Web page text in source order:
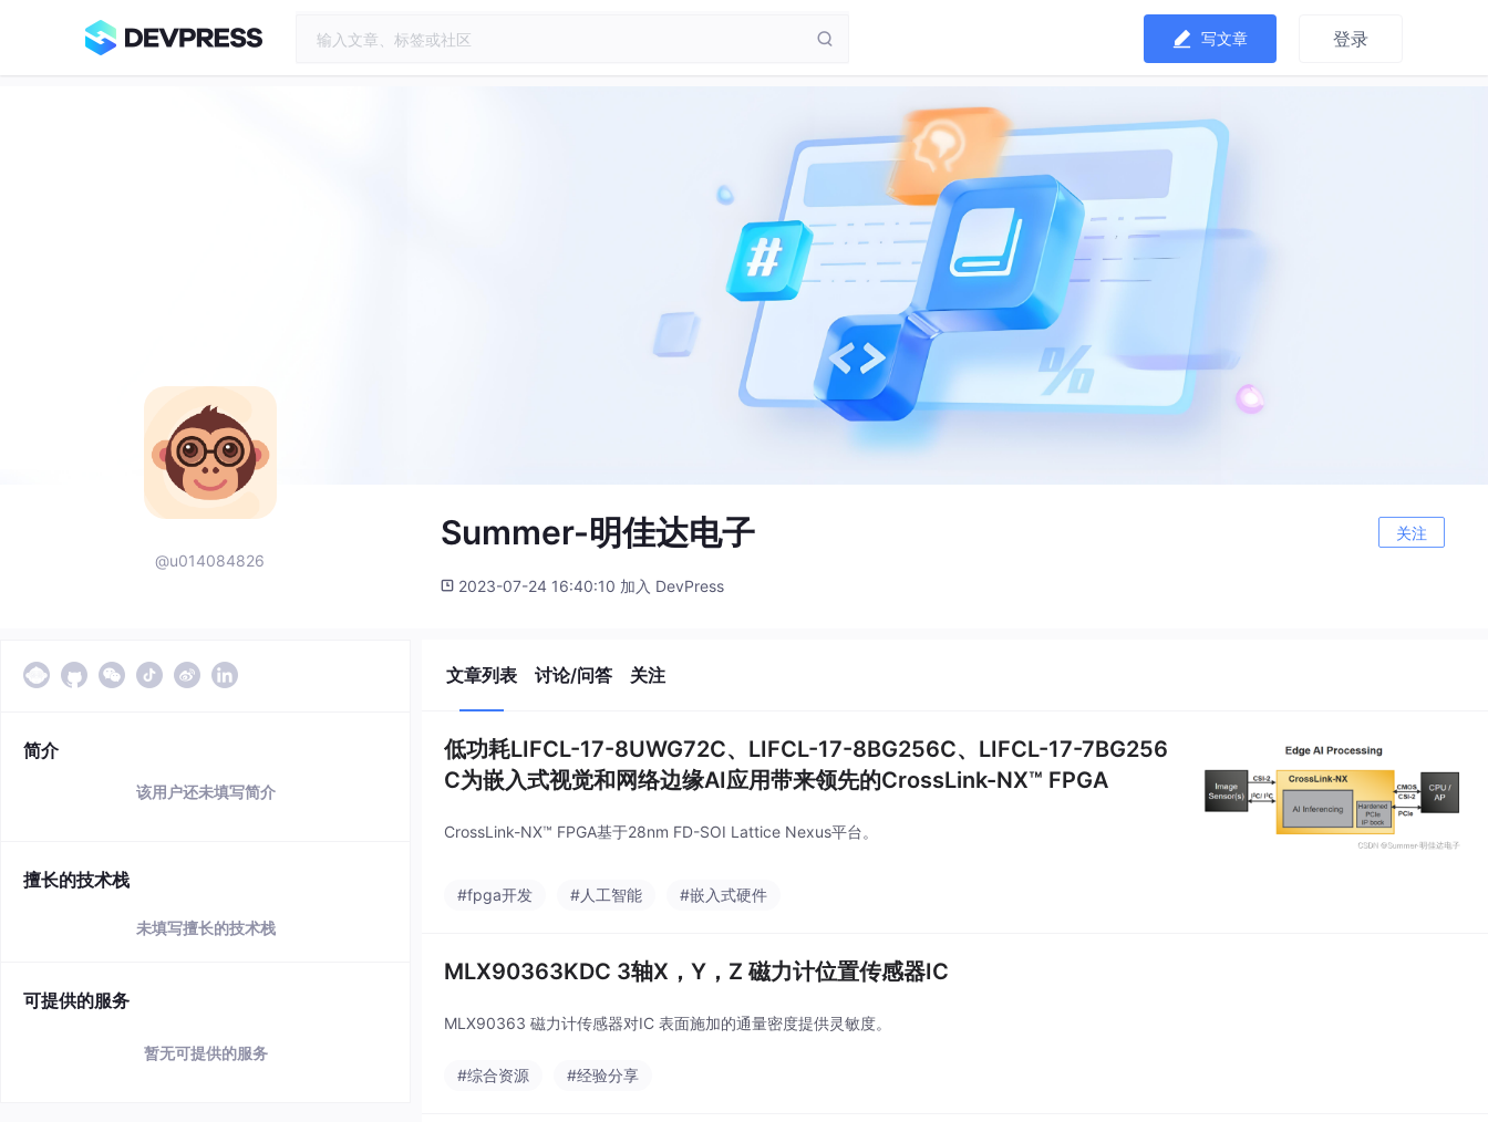
写文章 登录
@u014084826
Summer-明佳达电子 关注
2023-07-24 16:40:10 加入 DevPress
简介
该用户还未填写简介
擅长的技术栈
未填写擅长的技术栈
可提供的服务
暂无可提供的服务
文章列表 讨论/问答 关注
低功耗LIFCL-17-8UWG72C、LIFCL-17-8BG256C、LIFCL-17-7BG256
C为嵌入式视觉和网络边缘AI应用带来领先的CrossLink-NX™ FPGA
CrossLink-NX™ FPGA基于28nm FD-SOI Lattice Nexus平台。
#fpga开发 #人工智能 #嵌入式硬件
MLX90363KDC 3轴X，Y，Z 磁力计位置传感器IC
MLX90363 磁力计传感器对IC 表面施加的通量密度提供灵敏度。
#综合资源 #经验分享